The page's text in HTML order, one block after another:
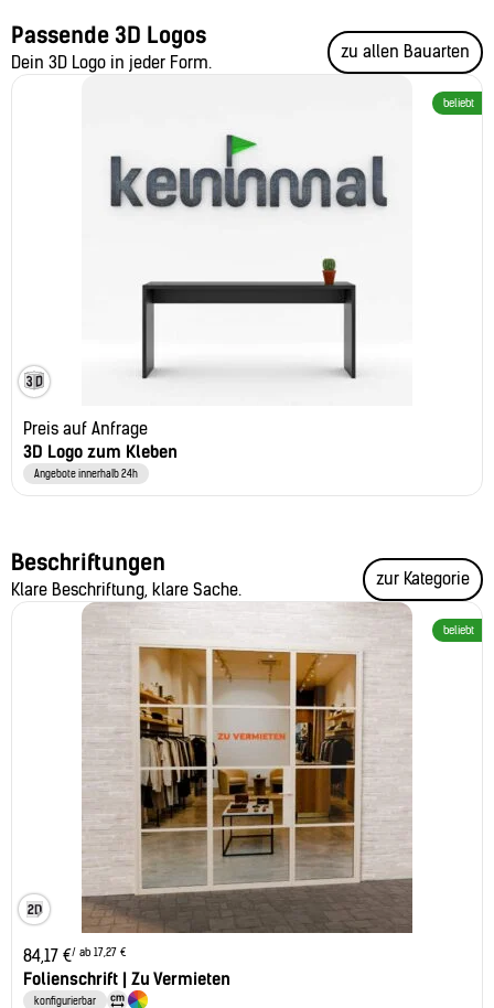
Passende 3D Logos
Dein 3D Logo in jeder Form.
zu allen Bauarten
beliebt
Preis auf Anfrage
3D Logo zum Kleben
Angebote innerhalb 24h
Beschriftungen
Klare Beschriftung, klare Sache.
zur Kategorie
beliebt
84,17 €/ ab 17,27 €
Folienschrift | Zu Vermieten
konfigurierbar